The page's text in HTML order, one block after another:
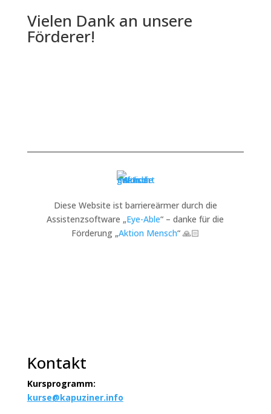
Vielen Dank an unsere
Förderer!
Diese Website ist barriereärmer durch die
Assistenzsoftware „Eye-Able“ – danke für die
Förderung „Aktion Mensch“ 🙏🏻
Kontakt
Kursprogramm:
kurse@kapuziner.info